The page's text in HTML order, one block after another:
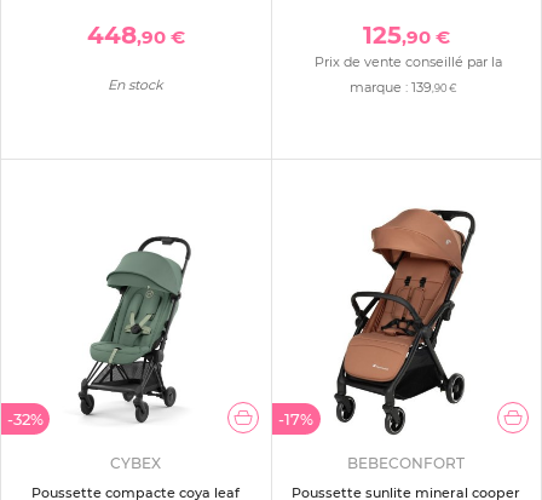
448,90 €
En stock
125,90 €
Prix de vente conseillé par la
marque :139 ,90 €
-32%
CYBEX
Poussette compacte coya leaf
-17%
BEBECONFORT
Poussette sunlite mineral cooper